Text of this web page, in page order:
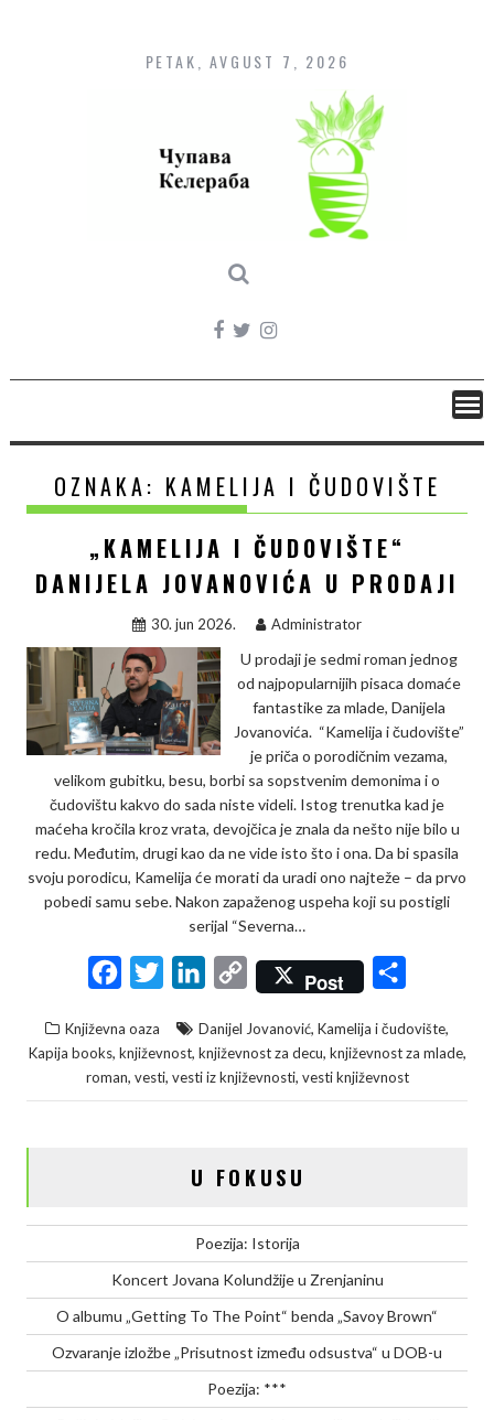
content
PETAK, AVGUST 7, 2026
OZNAKA: KAMELIJA I ČUDOVIŠTE
„KAMELIJA I ČUDOVIŠTE“
DANIJELA JOVANOVIĆA U PRODAJI
30. jun 2026. Administrator
U prodaji je sedmi roman jednog
od najpopularnijih pisaca domaće
fantastike za mlade, Danijela
Jovanovića. “Kamelija i čudovište”
je priča o porodičnim vezama,
velikom gubitku, besu, borbi sa sopstvenim demonima i o
čudovištu kakvo do sada niste videli. Istog trenutka kad je
maćeha kročila kroz vrata, devojčica je znala da nešto nije bilo u
redu. Međutim, drugi kao da ne vide isto što i ona. Da bi spasila
svoju porodicu, Kamelija će morati da uradi ono najteže – da prvo
pobedi samu sebe. Nakon zapaženog uspeha koji su postigli
serijal “Severna…
c
e
b
t
t
n
k
e
C
p
y
L
n
Post
a
r
e
Književna oaza Danijel Jovanović, Kamelija i čudovište,
Kapija books, književnost, književnost za decu, književnost za mlade,
roman, vesti, vesti iz književnosti, vesti književnost
U FOKUSU
Poezija: Istorija
Koncert Jovana Kolundžije u Zrenjaninu
O albumu „Getting To The Point“ benda „Savoy Brown“
Ozvaranje izložbe „Prisutnost između odsustva“ u DOB-u
Poezija: ***